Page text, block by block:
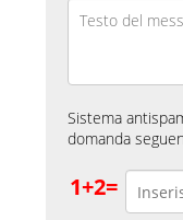
Sistema
domanda
1+2=